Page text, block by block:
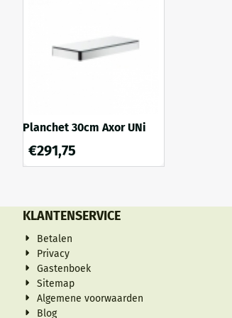
Planchet 30cm Axor UNi
€291,75
KLANTENSERVICE
Betalen
Privacy
Gastenboek
Sitemap
Algemene voorwaarden
Blog